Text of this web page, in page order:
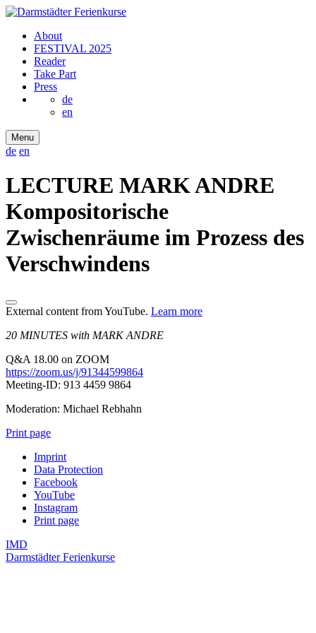
About
FESTIVAL 2025
Reader
Take Part
Press
de
en
Menu
de en
LECTURE MARK ANDRE
Kompositorische
Zwischenräume im Prozess des
Verschwindens
External content from YouTube. Learn more
20 MINUTES with MARK ANDRE
Q&A 18.00 on ZOOM
https://zoom.us/j/91344599864
Meeting-ID: 913 4459 9864
Moderation: Michael Rebhahn
Print page
Imprint
Data Protection
Facebook
YouTube
Instagram
Print page
IMD
Darmstädter Ferienkurse